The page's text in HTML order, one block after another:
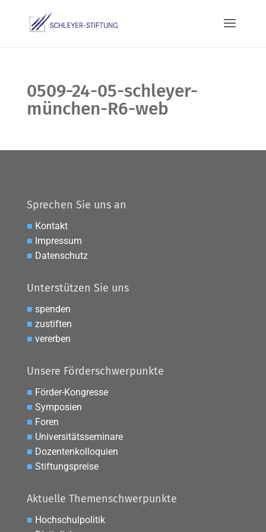
0509-24-05-schleyer-
münchen-R6-web
Sprechen Sie uns an
■ Kontakt
■ Impressum
■ Datenschutz
Unterstützen Sie uns
■ spenden
■ zustiften
■ vererben
Unsere Förderschwerpunkte
■ Förder-Kongresse
■ Symposien
■ Foren
■ Universitätsseminare
■ Dozentenkolloquien
■ Stiftungspreise
Aktuelle Themenschwerpunkte
■ Hochschulpolitik